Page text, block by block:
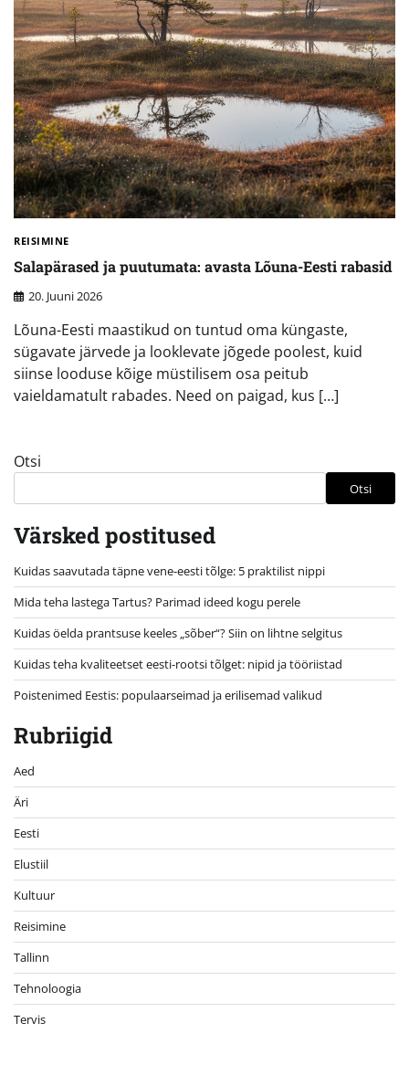
REISIMINE
Salapärased ja puutumata: avasta Lõuna-Eesti rabasid
20. Juuni 2026
Lõuna-Eesti maastikud on tuntud oma küngaste,
sügavate järvede ja looklevate jõgede poolest, kuid
siinse looduse kõige müstilisem osa peitub
vaieldamatult rabades. Need on paigad, kus […]
Otsi
Otsi
Värsked postitused
Kuidas saavutada täpne vene-eesti tõlge: 5 praktilist nippi
Mida teha lastega Tartus? Parimad ideed kogu perele
Kuidas öelda prantsuse keeles „sõber“? Siin on lihtne selgitus
Kuidas teha kvaliteetset eesti-rootsi tõlget: nipid ja tööriistad
Poistenimed Eestis: populaarseimad ja erilisemad valikud
Rubriigid
Aed
Äri
Eesti
Elustiil
Kultuur
Reisimine
Tallinn
Tehnoloogia
Tervis